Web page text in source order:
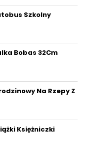
Szkolny
Bobas 32Cm
Na Rzepy Z
Księżniczki